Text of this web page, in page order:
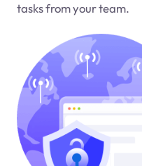
tasks from your team.